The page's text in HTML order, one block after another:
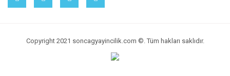
Copyright 2021 soncagyayincilik.com ©. Tüm hakları saklıdır.